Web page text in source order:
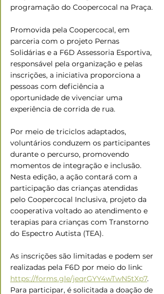
programação do Coopercocal na Praça.
Promovida pela Coopercocal, em
parceria com o projeto Pernas
Solidárias e a F6D Assessoria Esportiva,
responsável pela organização e pelas
inscrições, a iniciativa proporciona a
pessoas com deficiência a
oportunidade de vivenciar uma
experiência de corrida de rua.
Por meio de triciclos adaptados,
voluntários conduzem os participantes
durante o percurso, promovendo
momentos de integração e inclusão.
Nesta edição, a ação contará com a
participação das crianças atendidas
pelo Coopercocal Inclusiva, projeto da
cooperativa voltado ao atendimento e
terapias para crianças com Transtorno
do Espectro Autista (TEA).
As inscrições são limitadas e podem ser
realizadas pela F6D por meio do link:
https://forms.gle/jeqrGYY4wTwN5tXp7.
Para participar, é solicitada a doação de